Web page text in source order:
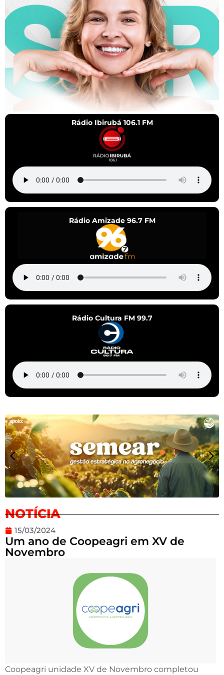
Rádio Ibirubá 106.1 FM
Rádio Amizade 96.7 FM
Rádio Cultura FM 99.7
NOTÍCIA
15/03/2024
Um ano de Coopeagri em XV de
Novembro
Coopeagri unidade XV de Novembro completou